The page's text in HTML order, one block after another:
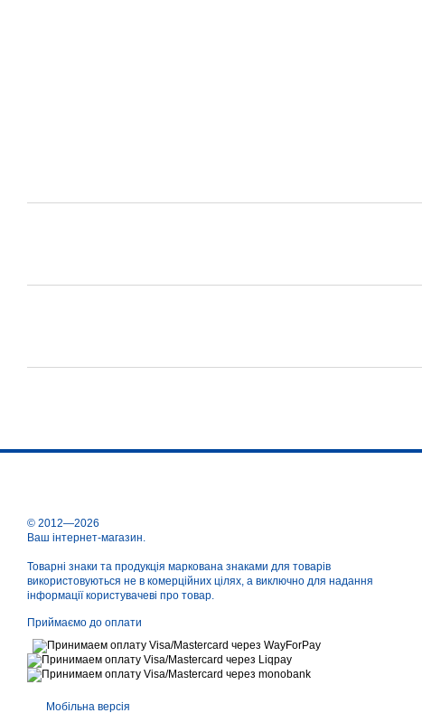
© 2012—2026
Ваш інтернет-магазин.
Товарні знаки та продукція маркована знаками для товарів
використовуються не в комерційних цілях, а виключно для надання
інформації користувачеві про товар.
Приймаємо до оплати
Мобільна версія